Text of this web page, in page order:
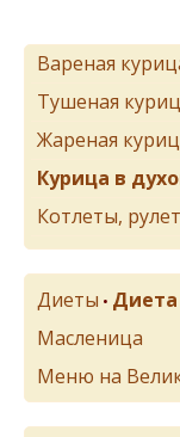
Вареная
Тушеная
Жареная
Курица в
Котлеты,
Диеты •
Масленица
Меню на